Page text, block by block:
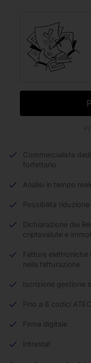
Commercialista
forfettario
Analisi in tempo
Possibilità
Dichiarazione dei
criptovalute e
Fatture elettroniche
nella fatturazione
Iscrizione gestione
Fino a 6 codici
Firma digitale
Intrastat